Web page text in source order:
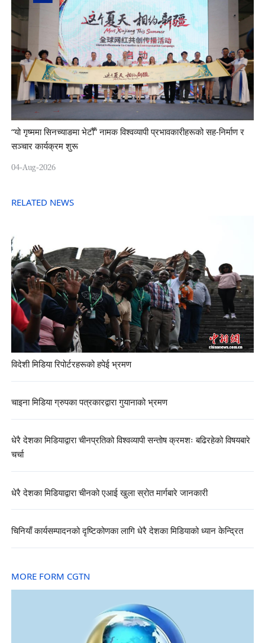
“यो गृष्ममा सिनच्याङमा भेटौँ” नामक विश्वव्यापी प्रभावकारीहरूको सह-निर्माण र
सञ्चार कार्यक्रम शुरू
04-Aug-2026
RELATED NEWS
विदेशी मिडिया रिपोर्टरहरूको हपेई भ्रमण
चाइना मिडिया ग्रुपका पत्रकारद्वारा गुयानाको भ्रमण
धेरै देशका मिडियाद्वारा चीनप्रतिको विश्वव्यापी सन्तोष क्रमशः बढिरहेको विषयबारे
चर्चा
धेरै देशका मिडियाद्वारा चीनको एआई खुला स्रोत मार्गबारे जानकारी
चिनियाँ कार्यसम्पादनको दृष्टिकोणका लागि धेरै देशका मिडियाको ध्यान केन्द्रित
MORE FORM CGTN